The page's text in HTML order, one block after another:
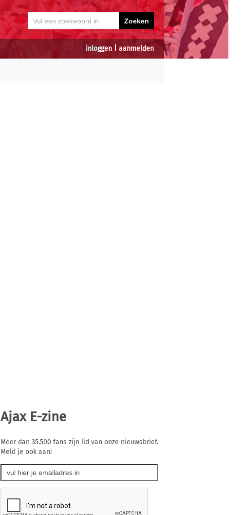
inloggen aanmelden
Ajax E-zine
Meer dan 35.500 fans zijn lid van onze nieuwsbrief.
Meld je ook aan!